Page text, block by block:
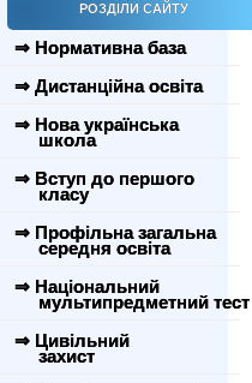
РОЗДІЛИ САЙТУ
⇒ Нормативна база
⇒ Дистанційна освіта
⇒ Нова українська
школа
⇒ Вступ до першого
класу
⇒ Профільна загальна
середня освіта
⇒ Національний
мультипредметний тест
⇒ Цивільний
захист